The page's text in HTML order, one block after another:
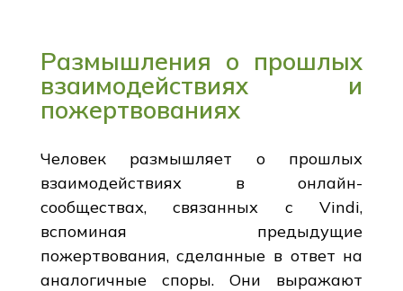
Размышления о прошлых
взаимодействиях и
пожертвованиях
Человек размышляет о прошлых
взаимодействиях в онлайн-
сообществах, связанных с Vindi,
вспоминая предыдущие
пожертвования, сделанные в ответ на
аналогичные споры. Они выражают